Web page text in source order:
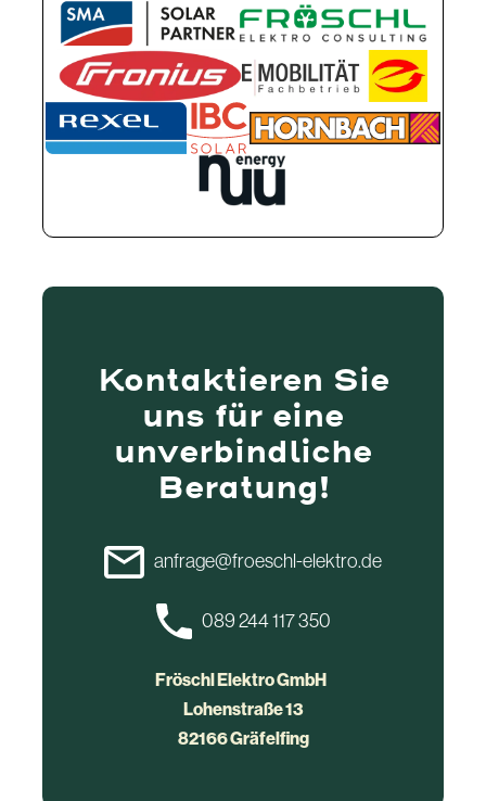
Kontaktieren Sie
uns für eine
unverbindliche
Beratung!
anfrage@froeschl-elektro.de
089 244 117 350
Fröschl Elektro GmbH
Lohenstraße 13
82166 Gräfelfing